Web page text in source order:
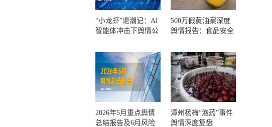
“小龙虾”退潮记：AI
智能体冲击下舆情公
500万假黄油案深度
舆情报告：食品安全
一环？
2026年5月重点舆情
总结报告及6月风险
漳州杨梅“泡药”事件
舆情深度复盘